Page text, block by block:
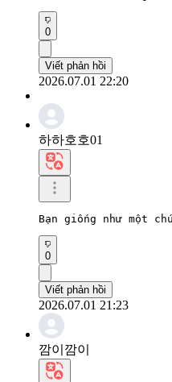
0
Viết phản hồi
2026.07.01 22:20
하하호호01
Bạn giống như một
0
Viết phản hồi
2026.07.01 21:23
깜이깜이